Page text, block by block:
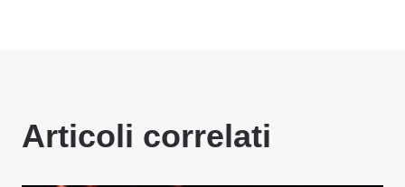
Articoli correlati